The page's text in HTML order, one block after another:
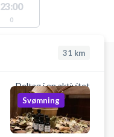
23:00
0
31 km
Deltag i en aktivitet
Svømning